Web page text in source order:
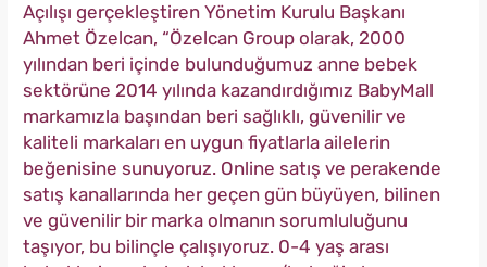
Açılışı gerçekleştiren Yönetim Kurulu Başkanı
Ahmet Özelcan, “Özelcan Group olarak, 2000
yılından beri içinde bulunduğumuz anne bebek
sektörüne 2014 yılında kazandırdığımız BabyMall
markamızla başından beri sağlıklı, güvenilir ve
kaliteli markaları en uygun fiyatlarla ailelerin
beğenisine sunuyoruz. Online satış ve perakende
satış kanallarında her geçen gün büyüyen, bilinen
ve güvenilir bir marka olmanın sorumluluğunu
taşıyor, bu bilinçle çalışıyoruz. 0-4 yaş arası